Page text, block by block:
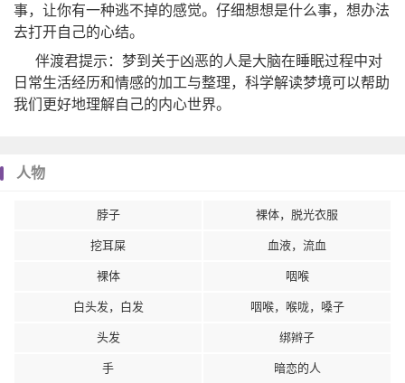
事，让你有一种逃不掉的感觉。仔细想想是什么事，想办法
去打开自己的心结。
伴渡君提示：梦到关于凶恶的人是大脑在睡眠过程中对
日常生活经历和情感的加工与整理，科学解读梦境可以帮助
我们更好地理解自己的内心世界。
人物
脖子 裸体，脱光衣服
挖耳屎 血液，流血
裸体 咽喉
白头发，白发 咽喉，喉咙，嗓子
头发 绑辫子
手 暗恋的人